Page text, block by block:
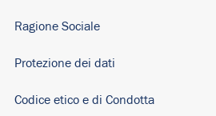
Ragione Sociale
Protezione dei dati
Codice etico e di Condotta